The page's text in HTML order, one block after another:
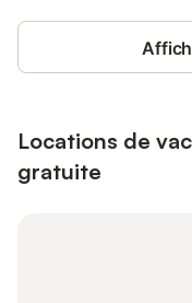
Locations de
gratuite